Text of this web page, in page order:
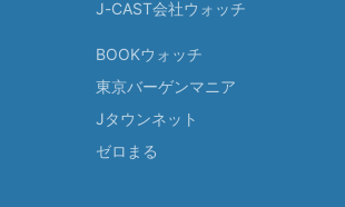
J-CAST会社ウォッチ
BOOKウォッチ
東京バーゲンマニア
Jタウンネット
ゼロまる